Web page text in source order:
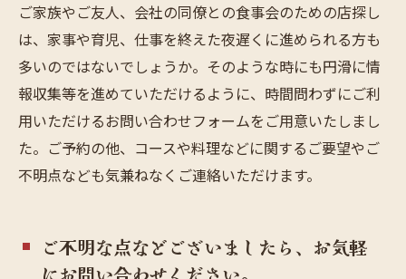
ご家族やご友人、会社の同僚との食事会のための店探し
は、家事や育児、仕事を終えた夜遅くに進められる方も
多いのではないでしょうか。そのような時にも円滑に情
報収集等を進めていただけるように、時間問わずにご利
用いただけるお問い合わせフォームをご用意いたしまし
た。ご予約の他、コースや料理などに関するご要望やご
不明点なども気兼ねなくご連絡いただけます。
ご不明な点などございましたら、お気軽
にお問い合わせください。